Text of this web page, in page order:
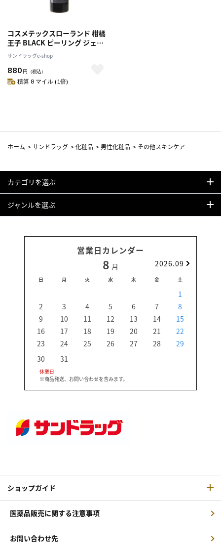
コスメテックスローランド 柑橘
王子 BLACK ピーリング ジェル
ex 120g
サンドラッグe-shop
880 円 （税込）
積算 8 マイル (1倍)
ホーム >サンドラッグ >化粧品 >男性化粧品 > その他スキンケア
カテゴリを選ぶ
ジャンルを選ぶ
営業日カレンダー
8 月 2026.09
日 月 火 水 木 金 土
1
2
3 4 5 6 7
8
9
10 11 12 13 14
15
16
17 18 19 20 21
22
23
24 25 26 27 28
29
30
31
休業日
※商品発送、お問い合わせを含みます。
ショップガイド
医薬品販売に関する注意事項
お問い合わせ先